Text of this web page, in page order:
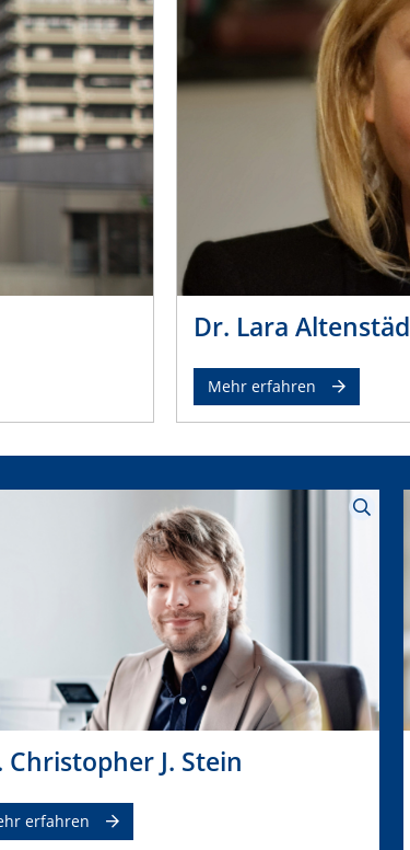
Dr. Lara
Mehr erfahren
Christopher J. Stein
erfahren